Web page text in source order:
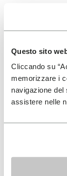
Questo sito
Cliccando su
memorizzare i
navigazione
assistere nelle
HERREN